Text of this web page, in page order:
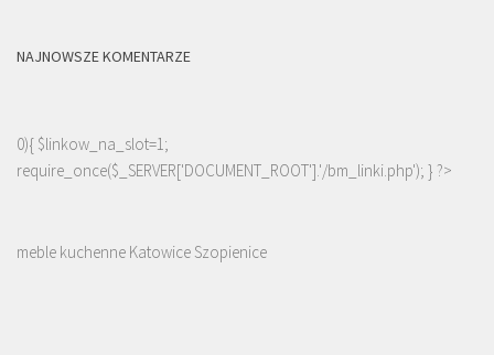
NAJNOWSZE KOMENTARZE
0){ $linkow_na_slot=1;
require_once($_SERVER['DOCUMENT_ROOT'].'/bm_linki.php'); } ?>
meble kuchenne Katowice Szopienice